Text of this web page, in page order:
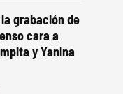
grabación de
cara a
y Yanina